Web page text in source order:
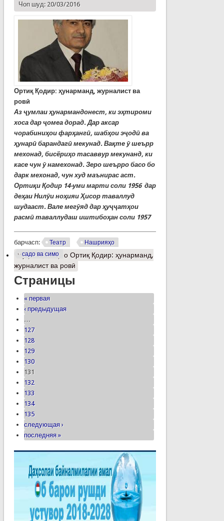
Чоп шуд: 20/03/2016
Ортиқ Қодир: ҳунарманд, журналист ва
ровӣ
Аз ҷумлаи ҳунармандонест, ки эҳтироми
хоса дар ҷомеа дорад. Дар аксар
чорабиниҳои фарҳангӣ, шабҳои эҷодӣ ва
ҳунарӣ барандагӣ мекунад. Вақте ӯ шеърр
мехонад, бисёриҳо тасаввур мекунанд, ки
касе чун ӯ намехонад. Зеро шеърро басо бо
дарк мехонад, чун худ маънирас аст.
Ортиқи Қодир 14-уми марти соли 1956 дар
деҳаи Нилӯи ноҳияи Ҳисор таваллуд
шудааст. Вале мегӯяд дар ҳуҷҷатҳои
расмӣ таваллудаш иштибоҳан соли 1957
барчасп: Театр
Нашрияҳо
садо ва симо
Муфассалтар
о Ортиқ Қодир: ҳунарманд,
журналист ва ровӣ
Страницы
« первая
‹ предыдущая
…
127
128
129
130
131
132
133
134
135
следующая ›
последняя »